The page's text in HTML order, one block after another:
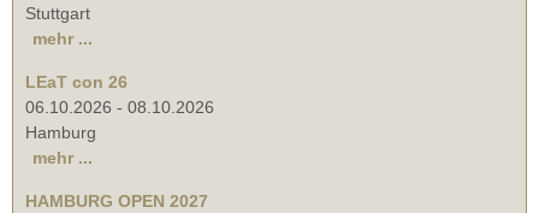
Stuttgart
mehr ...
LEaT con 26
06.10.2026 - 08.10.2026
Hamburg
mehr ...
HAMBURG OPEN 2027